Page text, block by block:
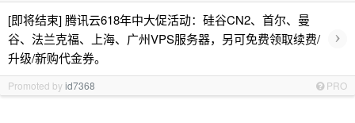
[即将结束] 腾讯云618年中大促活动：硅谷CN2、首尔、曼
谷、法兰克福、上海、广州VPS服务器，另可免费领取续费/
升级/新购代金券。
›
Promoted byid7368 PRO